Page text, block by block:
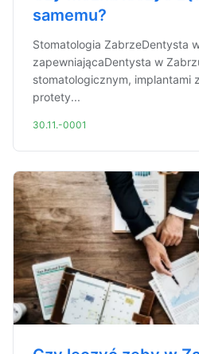
samemu?
Stomatologia ZabrzeDentysta
zapewniającaDentysta w
stomatologicznym, implantami
protety...
30.11.-0001